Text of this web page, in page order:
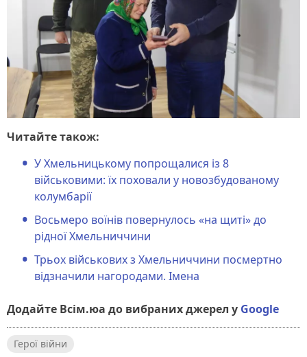
Читайте також:
У Хмельницькому попрощалися із 8
військовими: їх поховали у новозбудованому
колумбарії
Восьмеро воїнів повернулось «на щиті» до
рідної Хмельниччини
Трьох військових з Хмельниччини посмертно
відзначили нагородами. Імена
Додайте Всім.юа до вибраних джерел у Google
Герої війни